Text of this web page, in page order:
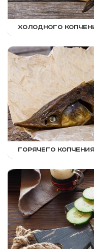
ХОЛОДНОГО
ГОРЯЧЕГО КОПЧЕНИЯ